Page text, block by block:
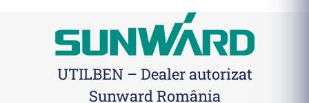
UTILBEN – Dealer autorizat
Sunward România